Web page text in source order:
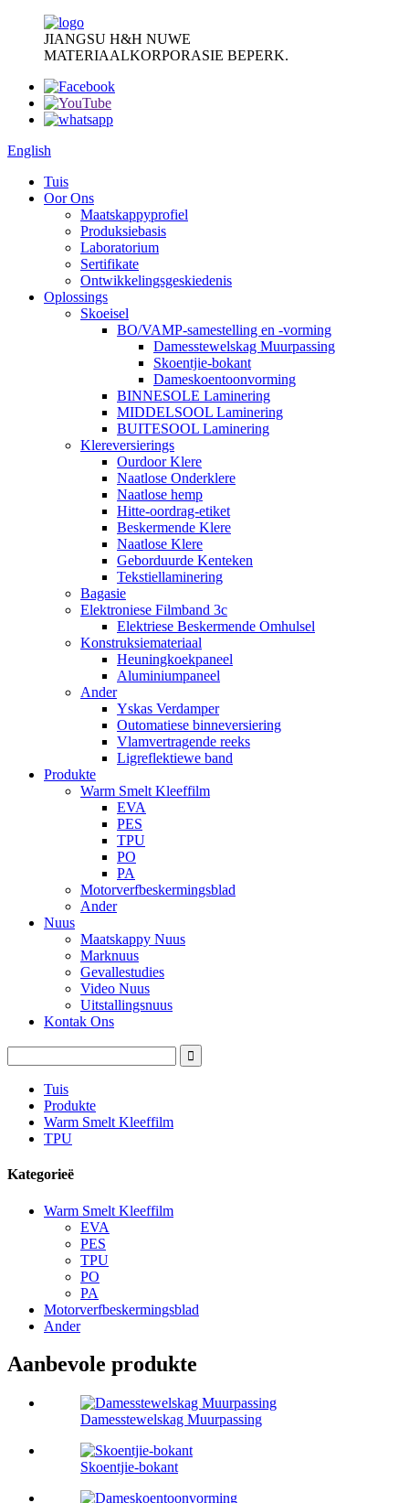
JIANGSU H&H NUWE
MATERIAALKORPORASIE BEPERK.
English
Tuis
Oor Ons
Maatskappyprofiel
Produksiebasis
Laboratorium
Sertifikate
Ontwikkelingsgeskiedenis
Oplossings
Skoeisel
BO/VAMP-samestelling en -vorming
Damesstewelskag Muurpassing
Skoentjie-bokant
Dameskoentoonvorming
BINNESOLE Laminering
MIDDELSOOL Laminering
BUITESOOL Laminering
Klereversierings
Ourdoor Klere
Naatlose Onderklere
Naatlose hemp
Hitte-oordrag-etiket
Beskermende Klere
Naatlose Klere
Geborduurde Kenteken
Tekstiellaminering
Bagasie
Elektroniese Filmband 3c
Elektriese Beskermende Omhulsel
Konstruksiemateriaal
Heuningkoekpaneel
Aluminiumpaneel
Ander
Yskas Verdamper
Outomatiese binneversiering
Vlamvertragende reeks
Ligreflektiewe band
Produkte
Warm Smelt Kleeffilm
EVA
PES
TPU
PO
PA
Motorverfbeskermingsblad
Ander
Nuus
Maatskappy Nuus
Marknuus
Gevallestudies
Video Nuus
Uitstallingsnuus
Kontak Ons
Tuis
Produkte
Warm Smelt Kleeffilm
TPU
Kategorieë
Warm Smelt Kleeffilm
EVA
PES
TPU
PO
PA
Motorverfbeskermingsblad
Ander
Aanbevole produkte
Damesstewelskag Muurpassing
Skoentjie-bokant